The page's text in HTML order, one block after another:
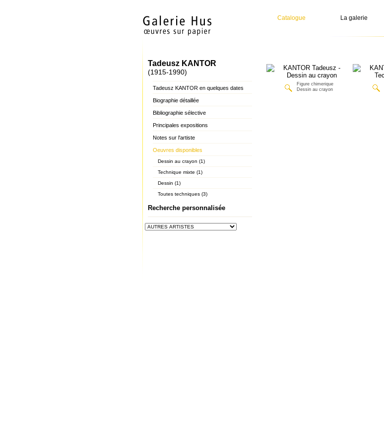
Catalogue La galerie
Tadeusz KANTOR
(1915-1990)
Tadeusz KANTOR en quelques dates
Biographie détaillée
Bibliographie sélective
Principales expositions
Notes sur l'artiste
Oeuvres disponibles
Dessin au crayon (1)
Technique mixte (1)
Dessin (1)
Toutes techniques (3)
Recherche personnalisée
Figure chimerique
Dessin au crayon